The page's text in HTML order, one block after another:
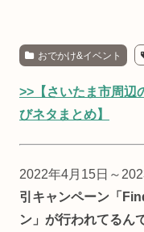
おでかけ&イベント
>>【さいたま市周辺
びネタまとめ】
2022年4月15日～
引キャンペーン「
ン」が行われてるん